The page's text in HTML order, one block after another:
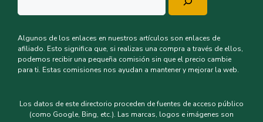
Algunos de los enlaces en nuestros artículos son enlaces de
afiliado. Esto significa que, si realizas una compra a través de ellos,
podemos recibir una pequeña comisión sin que el precio cambie
para ti. Estas comisiones nos ayudan a mantener y mejorar la web.
Los datos de este directorio proceden de fuentes de acceso público
(como Google, Bing, etc.). Las marcas, logos e imágenes son